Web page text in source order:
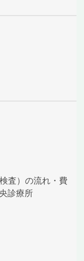
査）の流れ・費
診療所